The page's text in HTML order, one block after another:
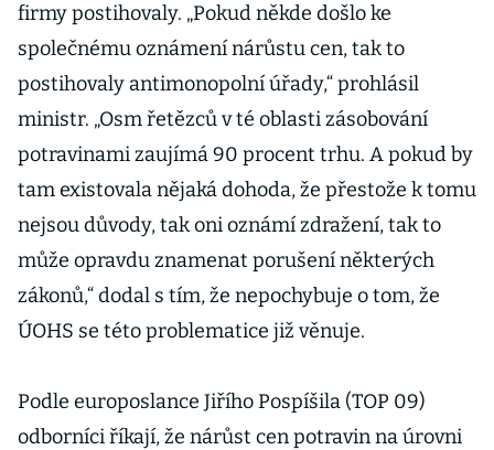
firmy postihovaly. „Pokud někde došlo ke
společnému oznámení nárůstu cen, tak to
postihovaly antimonopolní úřady,“ prohlásil
ministr. „Osm řetězců v té oblasti zásobování
potravinami zaujímá 90 procent trhu. A pokud by
tam existovala nějaká dohoda, že přestože k tomu
nejsou důvody, tak oni oznámí zdražení, tak to
může opravdu znamenat porušení některých
zákonů,“ dodal s tím, že nepochybuje o tom, že
ÚOHS se této problematice již věnuje.
Podle europoslance Jiřího Pospíšila (TOP 09)
odborníci říkají, že nárůst cen potravin na úrovni